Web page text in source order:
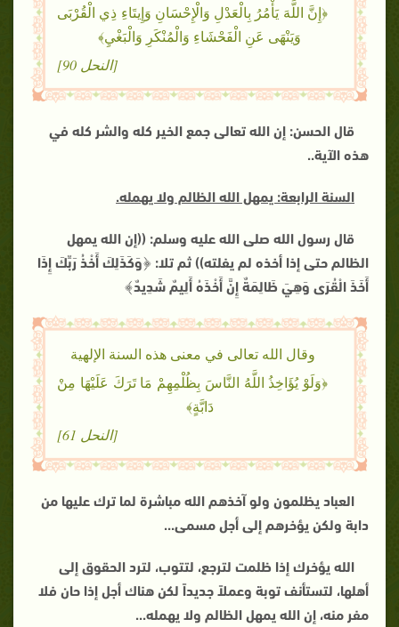
﴿إِنَّ اللَّهَ يَأْمُرُ بِالْعَدْلِ وَالْإِحْسَانِ وَإِيتَاءِ ذِي الْقُرْبَى
وَيَنْهَى عَنِ الْفَحْشَاءِ وَالْمُنْكَرِ وَالْبَغْيِ﴾
[النحل 90]
قال الحسن: إن الله تعالى جمع الخير كله والشر كله في
هذه الآية..
السنة الرابعة: يمهل الله الظالم ولا يهمله.
قال رسول الله صلى الله عليه وسلم: ((إن الله يمهل
الظالم حتى إذا أخذه لم يفلته)) ثم تلا: ﴿وَكَذَلِكَ أَخْذُ رَبِّكَ إِذَا
أَخَذَ الْقُرَى وَهِيَ ظَالِمَةٌ إِنَّ أَخْذَهُ أَلِيمٌ شَدِيدٌ﴾
وقال الله تعالى في معنى هذه السنة الإلهية
﴿وَلَوْ يُؤَاخِذُ اللَّهُ النَّاسَ بِظُلْمِهِمْ مَا تَرَكَ عَلَيْهَا مِنْ
دَابَّةٍ﴾
[النحل 61]
العباد يظلمون ولو آخذهم الله مباشرة لما ترك عليها من
دابة ولكن يؤخرهم إلى أجل مسمى...
الله يؤخرك إذا ظلمت لترجع، لتتوب، لترد الحقوق إلى
أهلها، لتستأنف توبة وعملاً جديداً لكن هناك أجل إذا حان فلا
مفر منه، إن الله يمهل الظالم ولا يهمله...